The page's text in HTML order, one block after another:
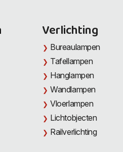
Verlichting
Bureaulampen
Tafellampen
Hanglampen
Wandlampen
Vloerlampen
Lichtobjecten
Railverlichting